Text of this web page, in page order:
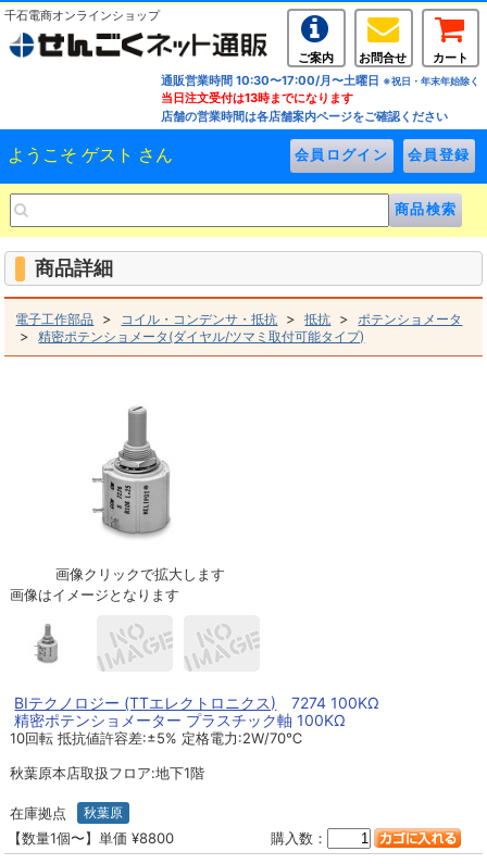
千石電商オンラインショップ
ご案内 お問合せ
カート
通販営業時間 10:30〜17:00/月〜土曜日 ※祝日・年末年始除く
当日注文受付は13時までになります
店舗の営業時間は各店舗案内ページをご確認ください
ようこそ ゲスト さん
商品詳細
電子工作部品 > コイル・コンデンサ・抵抗 >抵抗 > ポテンショメータ
>精密ポテンショメータ(ダイヤル/ツマミ取付可能タイプ)
画像クリックで拡大します
画像はイメージとなります
BIテクノロジー (TTエレクトロニクス) 7274 100KΩ
精密ポテンショメーター プラスチック軸 100KΩ
10回転 抵抗値許容差:±5% 定格電力:2W/70℃
秋葉原本店取扱フロア:地下1階
在庫拠点 秋葉原
【数量1個〜】単価 ¥8800 購入数：